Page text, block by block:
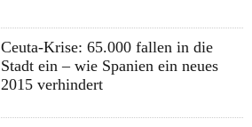
Ceuta-Krise: 65.000 fallen in die
Stadt ein – wie Spanien ein neues
2015 verhindert